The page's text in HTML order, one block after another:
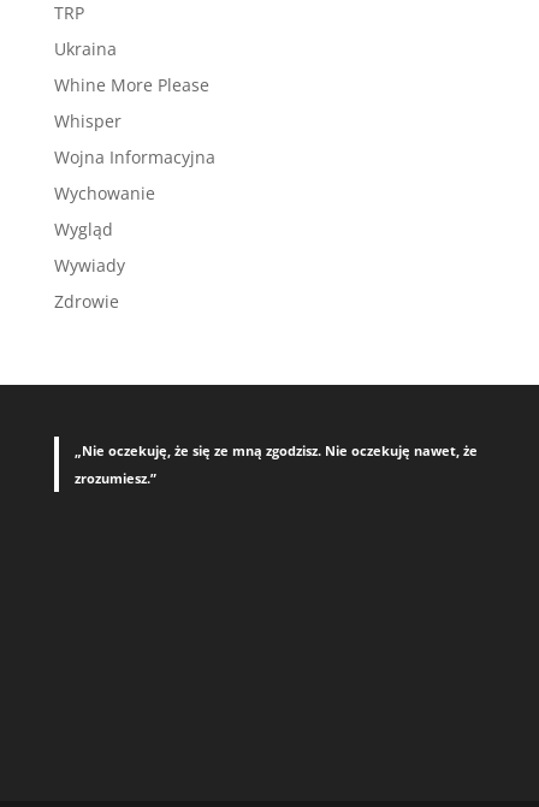
TRP
Ukraina
Whine More Please
Whisper
Wojna Informacyjna
Wychowanie
Wygląd
Wywiady
Zdrowie
„Nie oczekuję, że się ze mną zgodzisz. Nie oczekuję nawet, że
zrozumiesz.”